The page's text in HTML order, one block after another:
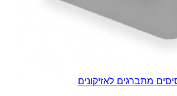
מתברגים לאזיקונים